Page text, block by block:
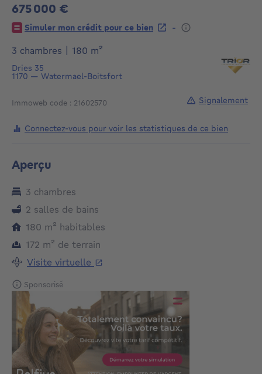
675 000 €
675000€
Simuler mon crédit pour ce bien
-
3 chambres
180 m²
Dries 35
1170 — Watermael-Boitsfort
Immoweb code : 21602570
Connectez-vous pour voir les statistiques de ce bien
Signalement
Aperçu
3 chambres
2 salles de bains
180 m² mètres carrés
habitables
172 m² mètres carrés
de terrain
Visite virtuelle
Sponsorisé